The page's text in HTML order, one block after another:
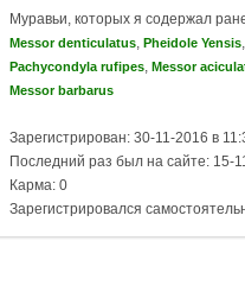
Муравьи, которых я содержал
Messor denticulatus, Pheidole Yensis,
Pachycondyla rufipes, Messor
Messor barbarus
Зарегистрирован: 30-11-2016 в
Последний раз был на сайте: 15-
Карма: 0
Зарегистрировался